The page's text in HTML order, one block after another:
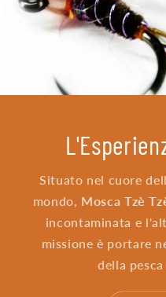
Situato nel cuore
mondo, Mosca Tzè
incontaminata e
missione è portare
della